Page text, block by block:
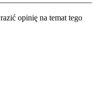
opinię na temat tego